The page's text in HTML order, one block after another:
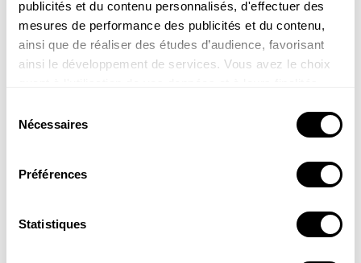
publicités et du contenu personnalisés, d'effectuer des
mesures de performance des publicités et du contenu,
ainsi que de réaliser des études d’audience, favorisant
ainsi le développement de services. Vous avez le choix
tout moment en consultant la Déclaration relative aux
cookies ou en cliquant sur l'icône de confidentialité.
Si vous le permettez, nous aimerions également :
géographique qui peuvent être précises à plusieurs
Identifier votre appareil en l'analysant activement
Nécessaires
Préférences
Statistiques
Cet article est extrait de la Revue Salamandre